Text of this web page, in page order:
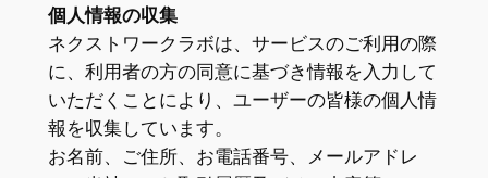
個人情報の収集
ネクストワークラボは、サービスのご利用の際
に、利用者の方の同意に基づき情報を入力して
いただくことにより、ユーザーの皆様の個人情
報を収集しています。
お名前、ご住所、お電話番号、メールアドレ